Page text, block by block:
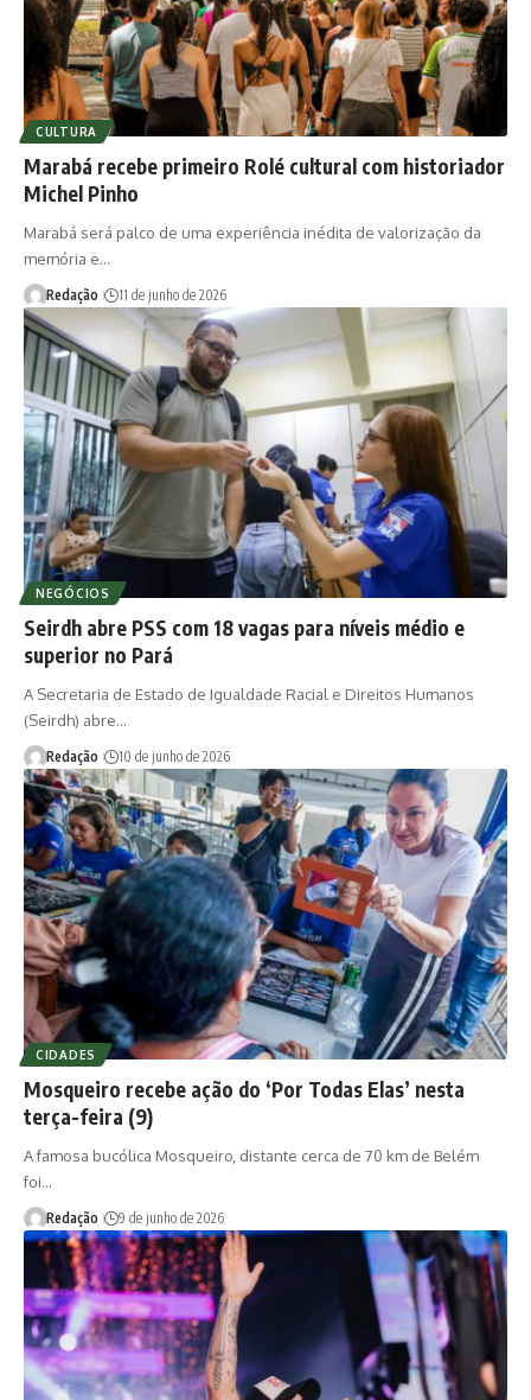
CULTURA
Marabá recebe primeiro Rolé cultural com historiador
Michel Pinho
Marabá será palco de uma experiência inédita de valorização da
memória e…
Redação 11 de junho de 2026
NEGÓCIOS
Seirdh abre PSS com 18 vagas para níveis médio e
superior no Pará
A Secretaria de Estado de Igualdade Racial e Direitos Humanos
(Seirdh) abre…
Redação 10 de junho de 2026
CIDADES
Mosqueiro recebe ação do ‘Por Todas Elas’ nesta
terça-feira (9)
A famosa bucólica Mosqueiro, distante cerca de 70 km de Belém
foi…
Redação 9 de junho de 2026